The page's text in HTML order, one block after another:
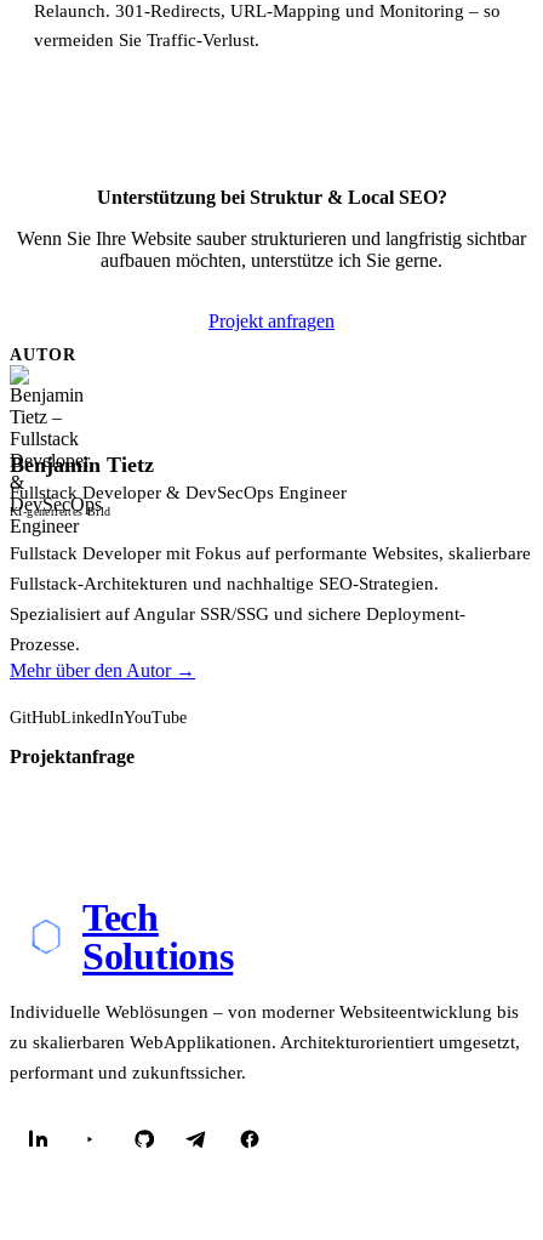
Relaunch. 301-Redirects, URL-Mapping und Monitoring – so
vermeiden Sie Traffic-Verlust.
Unterstützung bei Struktur & Local SEO?
Wenn Sie Ihre Website sauber strukturieren und langfristig sichtbar
aufbauen möchten, unterstütze ich Sie gerne.
Projekt anfragen
AUTOR
Benjamin Tietz
Fullstack Developer & DevSecOps Engineer
KI-generiertes Bild
Fullstack Developer mit Fokus auf performante Websites, skalierbare
Fullstack-Architekturen und nachhaltige SEO-Strategien.
Spezialisiert auf Angular SSR/SSG und sichere Deployment-
Prozesse.
Mehr über den Autor →
GitHubLinkedInYouTube
Projektanfrage
Tech
Solutions
Individuelle Weblösungen – von moderner Websiteentwicklung bis
zu skalierbaren WebApplikationen. Architekturorientiert umgesetzt,
performant und zukunftssicher.